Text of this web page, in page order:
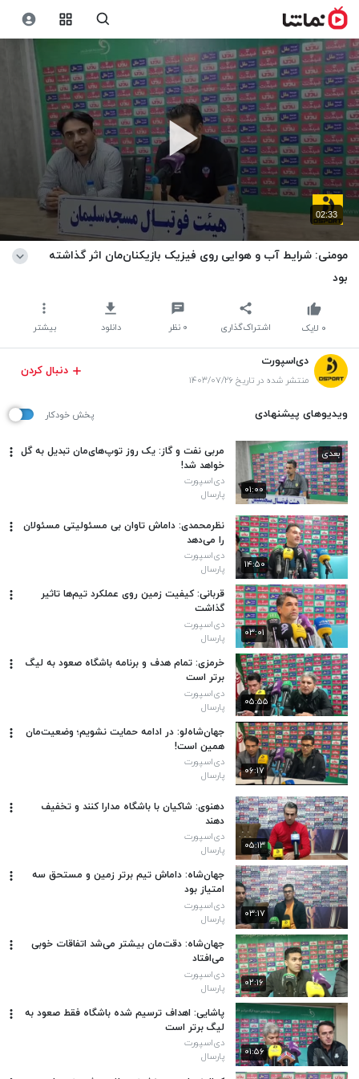
02:33
مومنی: شرایط آب و هوایی روی فیزیک بازیکنان‌مان اثر گذاشته
بود
اشتراک‌گذاری ۰ نظر دانلود بیشتر ۰ لایک
دی‌اسپورت
منتشر شده در تاریخ ۱۴۰۳/۰۷/۲۶
دنبال کردن
ویدیوهای پیشنهادی پخش خودکار
۰۱:۰۰
بعدی
مربی نفت و گاز: یک روز توپ‌های‌مان تبدیل به گل
خواهد شد!
دی‌اسپورت
پارسال
۱۴:۵۰
نظرمحمدی: داماش تاوان بی مسئولیتی مسئولان
را می‌دهد
دی‌اسپورت
پارسال
۰۳:۰۱
قربانی: کیفیت زمین روی عملکرد تیم‌ها تاثیر
گذاشت
دی‌اسپورت
پارسال
۰۵:۵۵
خرمزی: تمام هدف و برنامه باشگاه صعود به لیگ
برتر است
دی‌اسپورت
پارسال
۰۶:۱۷
جهان‌شاه‌لو: در ادامه حمایت نشویم؛ وضعیت‌مان
همین است!
دی‌اسپورت
پارسال
۰۵:۱۳
دهنوی: شاکیان با باشگاه مدارا کنند و تخفیف
دهند
دی‌اسپورت
پارسال
۰۳:۱۷
جهان‌شاه: داماش تیم برتر زمین و مستحق سه
امتیاز بود
دی‌اسپورت
پارسال
۰۲:۱۶
جهان‌شاه: دقت‌مان بیشتر می‌شد اتفاقات خوبی
می‌افتاد
دی‌اسپورت
پارسال
۰۱:۵۶
پاشایی: اهداف ترسیم شده باشگاه فقط صعود به
لیگ برتر است
دی‌اسپورت
پارسال